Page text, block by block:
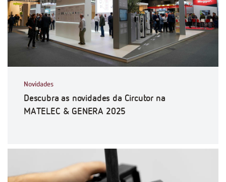
Novidades
Descubra as novidades da Circutor na
MATELEC & GENERA 2025